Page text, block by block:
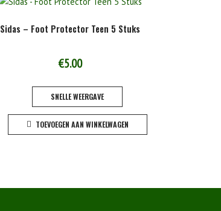
Sidas – Foot Protector Teen 5 Stuks
€5.00
SNELLE WEERGAVE
TOEVOEGEN AAN WINKELWAGEN